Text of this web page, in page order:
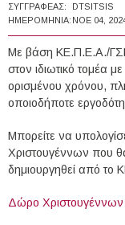
ΣΥΓΓΡΑΦΈΑΣ:
DTSITSIS
ΗΜΕΡΟΜΗΝΊΑ: ΝΟΕ 04,
Με βάση ΚΕ.Π.Ε.Α./
στον ιδιωτικό τομέα
ορισμένου χρόνου,
οποιοδήποτε
Μπορείτε να
Χριστουγέννων που
δημιουργηθεί από το
Δώρο